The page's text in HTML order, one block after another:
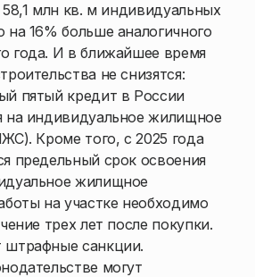
58,1 млн кв. м индивидуальных
16% больше аналогичного
года. И в ближайшее время
не снизятся:
пятый кредит в России
на индивидуальное жилищное
Кроме того, с 2025 года
предельный срок освоения
жилищное
на участке необходимо
трех лет после покупки.
штрафные санкции.
могут